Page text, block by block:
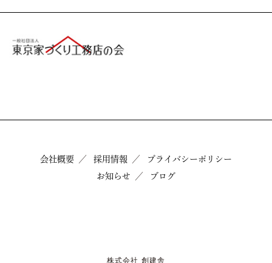
会社概要 採用情報
プライバシーポリシー
お知らせ
ブログ
株式会社 創建舎